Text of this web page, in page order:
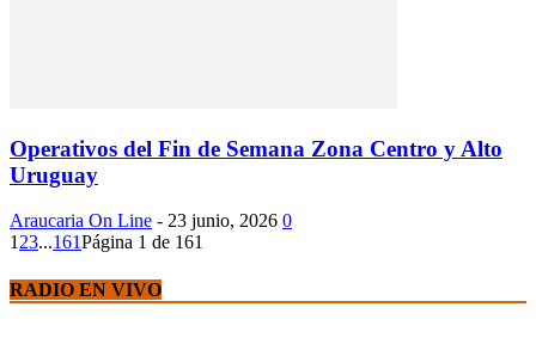
Operativos del Fin de Semana Zona Centro y Alto
Uruguay
Araucaria On Line - 23 junio, 2026 0
1 23...161Página 1 de 161
RADIO EN VIVO